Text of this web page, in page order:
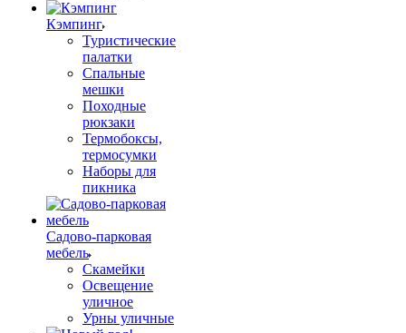
Кэмпинг
Туристические
палатки
Спальные
мешки
Походные
рюкзаки
Термобоксы,
термосумки
Наборы для
пикника
Садово-парковая
мебель
Скамейки
Освещение
уличное
Урны уличные